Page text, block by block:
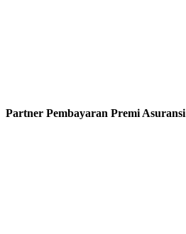
Partner Pembayaran Premi Asuransi